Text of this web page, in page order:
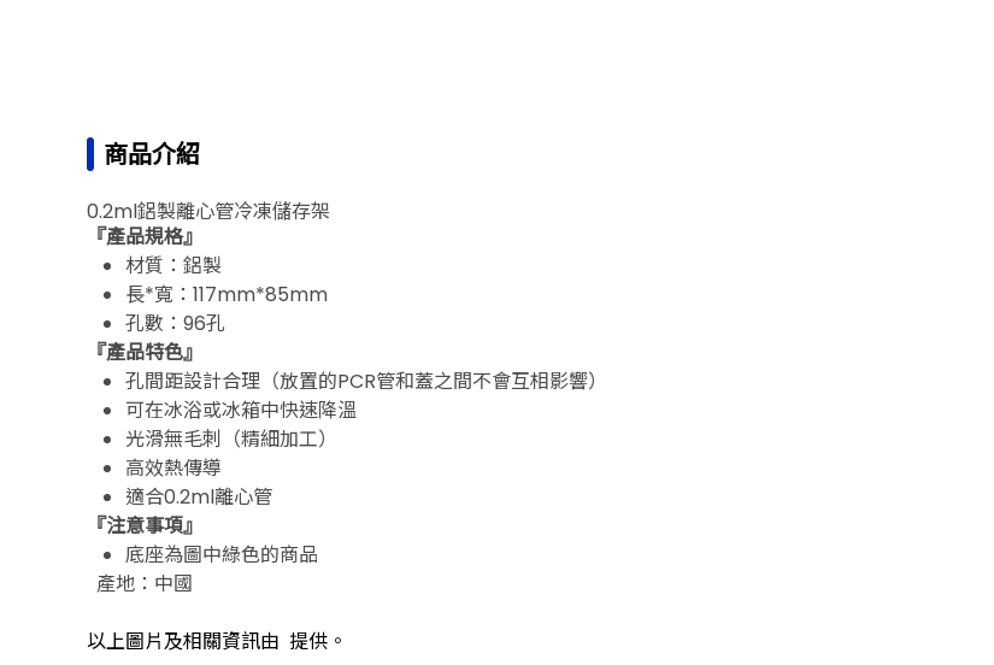
商品介紹
0.2ml鋁製離心管冷凍儲存架
『產品規格』
材質：鋁製
長*寬：117mm*85mm
孔數：96孔
『產品特色』
孔間距設計合理（放置的PCR管和蓋之間不會互相影響）
可在冰浴或冰箱中快速降溫
光滑無毛刺（精細加工）
高效熱傳導
適合0.2ml離心管
『注意事項』
底座為圖中綠色的商品
產地：中國
以上圖片及相關資訊由 提供。
上一個型號